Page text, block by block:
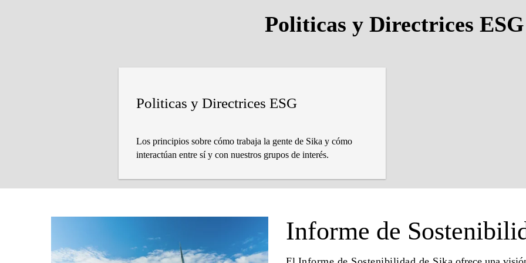
Politicas y Directrices ESG
Politicas y Directrices ESG
Los principios sobre cómo trabaja la gente de Sika y cómo
interactúan entre sí y con nuestros grupos de interés.
Informe de